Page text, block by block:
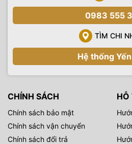
0983 555
TÌM CHI
Hệ thống
CHÍNH SÁCH
Chính sách bảo mật
Chính sách vận chuyển
Chính sách đổi trả
HỖ